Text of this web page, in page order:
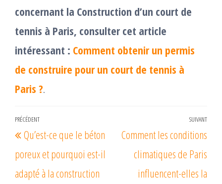
concernant la Construction d’un court de
tennis à Paris, consulter cet article
intéressant : Comment obtenir un permis
de construire pour un court de tennis à
Paris ?.
Navigation
de
l’article
Article
précédent
PRÉCÉDENT
Qu’est-ce que le béton
poreux et pourquoi est-il
adapté à la construction
SUIVANT
Comment les conditions
climatiques de Paris
influencent-elles la